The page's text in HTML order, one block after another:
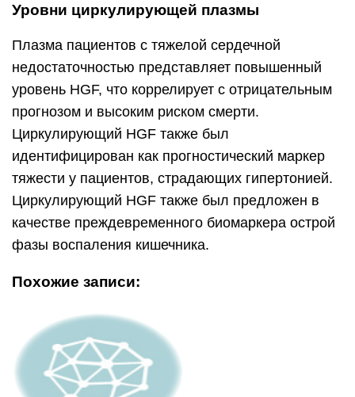
Уровни циркулирующей плазмы
Плазма пациентов с тяжелой сердечной
недостаточностью представляет повышенный
уровень HGF, что коррелирует с отрицательным
прогнозом и высоким риском смерти.
Циркулирующий HGF также был
идентифицирован как прогностический маркер
тяжести у пациентов, страдающих гипертонией.
Циркулирующий HGF также был предложен в
качестве преждевременного биомаркера острой
фазы воспаления кишечника.
Похожие записи: